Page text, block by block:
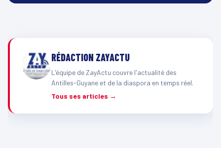
RÉDACTION ZAYACTU
L'équipe de ZayActu couvre l'actualité des
Antilles-Guyane et de la diaspora en temps réel.
Tous ses articles →